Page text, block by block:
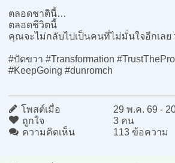
ตลอดชาตินี้…
ตลอดชีวิตนี้
คุณจะไม่กลับไปเป็นคนที่ไม่มั่นใจอีกเลย
#ปัดขวา #Transformation
#KeepGoing #dunromch
โพสต์เมื่อ
29 พ.ค. 69 -
ถูกใจ
3 คน
ความคิดเห็น
113 ข้อความ